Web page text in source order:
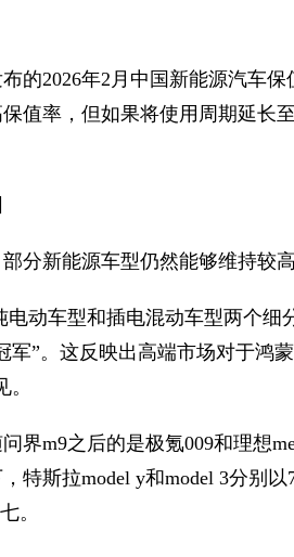
的2026年2月中国新能源汽车
值率，但如果将使用周期延长
分新能源车型仍然能够维持较
电动车型和插电混动车型两个细
军”。这反映出高端市场对于鸿
界m9之后的是极氪009和理想
特斯拉model y和model 3分别
。